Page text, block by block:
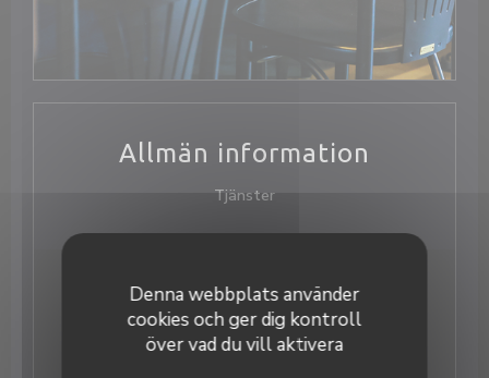
Denna webbplats använder
cookies och ger dig kontroll
över vad du vill aktivera
Allmän information
Tjänster
Öppettider